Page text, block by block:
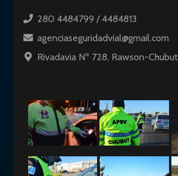
280 4484799 / 4484813
agenciaseguridadvial@gmail.com
Rivadavia Nº 728, Rawson-Chubut